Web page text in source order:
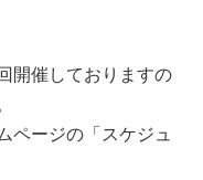
開催しておりますの
ページの「スケジュ